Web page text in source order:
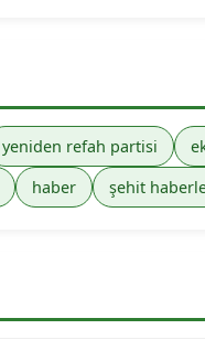
yeniden refah partisi
haber şehit